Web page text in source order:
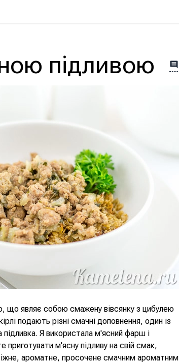
підливою
що являє собою смажену вівсянку з цибулею
подають різні смачні доповнення, один із
Я використала м'ясний фарш і
приготувати м'ясну підливу на свій смак,
ароматне, просочене смачним ароматним